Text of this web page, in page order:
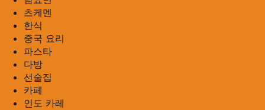
츠케멘
한식
중국 요리
파스타
다방
선술집
카페
인도 카레